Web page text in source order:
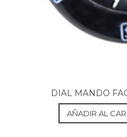
DIAL MANDO
AÑADIR AL